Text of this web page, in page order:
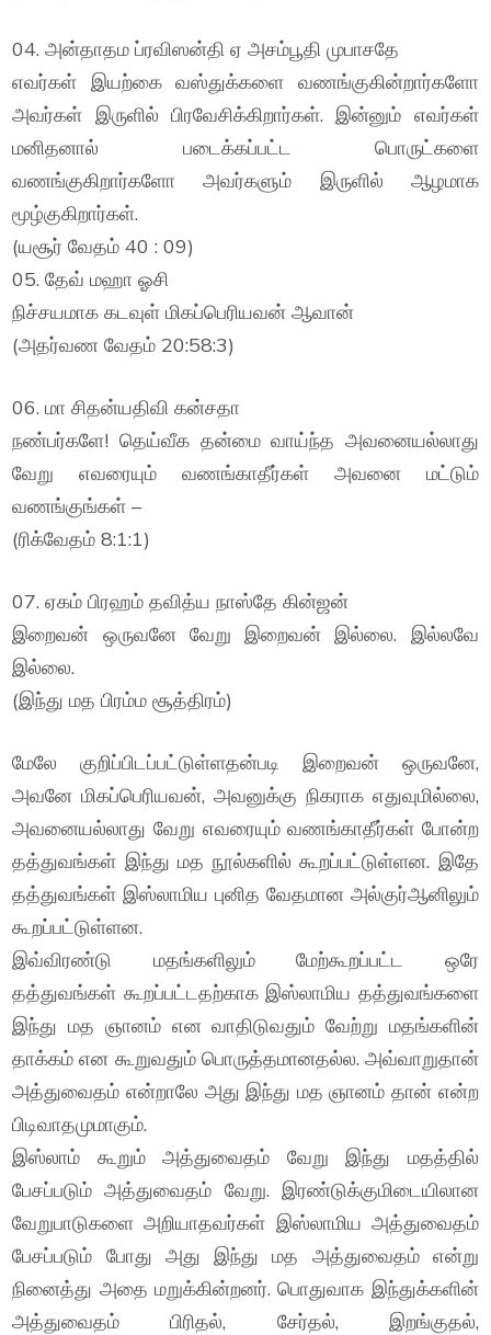
04. அன்தாதம ப்ரவிஸன்தி ஏ அசம்பூதி முபாசதே
எவர்கள் இயற்கை வஸ்துக்களை வணங்குகின்றார்களோ
அவர்கள் இருளில் பிரவேசிக்கிறார்கள். இன்னும் எவர்கள்
மனிதனால் படைக்கப்பட்ட பொருட்களை
வணங்குகிறார்களோ அவர்களும் இருளில் ஆழமாக
மூழ்குகிறார்கள்.
(யசூர் வேதம் 40 : 09)
05. தேவ் மஹா ஓசி
நிச்சயமாக கடவுள் மிகப்பெரியவன் ஆவான்
(அதர்வண வேதம் 20:58:3)
06. மா சிதன்யதிவி கன்சதா
நண்பர்களே! தெய்வீக தன்மை வாய்ந்த அவனையல்லாது
வேறு எவரையும் வணங்காதீர்கள் அவனை மட்டும்
வணங்குங்கள் –
(ரிக்வேதம் 8:1:1)
07. ஏகம் பிரஹம் தவித்ய நாஸ்தே கின்ஜன்
இறைவன் ஒருவனே வேறு இறைவன் இல்லை. இல்லவே
இல்லை.
(இந்து மத பிரம்ம சூத்திரம்)
மேலே குறிப்பிடப்பட்டுள்ளதன்படி இறைவன் ஒருவனே,
அவனே மிகப்பெரியவன், அவனுக்கு நிகராக எதுவுமில்லை,
அவனையல்லாது வேறு எவரையும் வணங்காதீர்கள் போன்ற
தத்துவங்கள் இந்து மத நூல்களில் கூறப்பட்டுள்ளன. இதே
தத்துவங்கள் இஸ்லாமிய புனித வேதமான அல்குர்ஆனிலும்
கூறப்பட்டுள்ளன.
இவ்விரண்டு மதங்களிலும் மேற்கூறப்பட்ட ஒரே
தத்துவங்கள் கூறப்பட்டதற்காக இஸ்லாமிய தத்துவங்களை
இந்து மத ஞானம் என வாதிடுவதும் வேற்று மதங்களின்
தாக்கம் என கூறுவதும் பொருத்தமானதல்ல. அவ்வாறுதான்
அத்துவைதம் என்றாலே அது இந்து மத ஞானம் தான் என்ற
பிடிவாதமுமாகும்.
இஸ்லாம் கூறும் அத்துவைதம் வேறு இந்து மதத்தில்
பேசப்படும் அத்துவைதம் வேறு. இரண்டுக்குமிடையிலான
வேறுபாடுகளை அறியாதவர்கள் இஸ்லாமிய அத்துவைதம்
பேசப்படும் போது அது இந்து மத அத்துவைதம் என்று
நினைத்து அதை மறுக்கின்றனர். பொதுவாக இந்துக்களின்
அத்துவைதம் பிரிதல், சேர்தல், இறங்குதல்,